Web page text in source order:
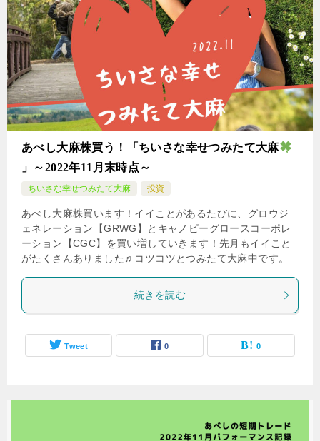
あべし大麻株買う！「ちいさな幸せつみたて大麻
」～2022年11月末時点～
ちいさな幸せつみたて大麻 投資
あべし大麻株買います！イイことがあるたびに、グロウジ
ェネレーション【GRWG】とキャノピーグロースコーポレ
ーション【CGC】を買い増していきます！先月もイイこと
がたくさんありました♬コツコツとつみたて大麻中です。
続きを読む
Tweet 0 0